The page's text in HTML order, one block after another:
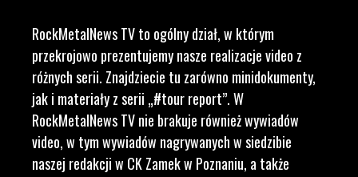
RockMetalNews TV to ogólny dział, w którym
przekrojowo prezentujemy nasze realizacje video z
różnych serii. Znajdziecie tu zarówno minidokumenty,
jak i materiały z serii „#tour report”. W
RockMetalNews TV nie brakuje również wywiadów
video, w tym wywiadów nagrywanych w siedzibie
naszej redakcji w CK Zamek w Poznaniu, a także